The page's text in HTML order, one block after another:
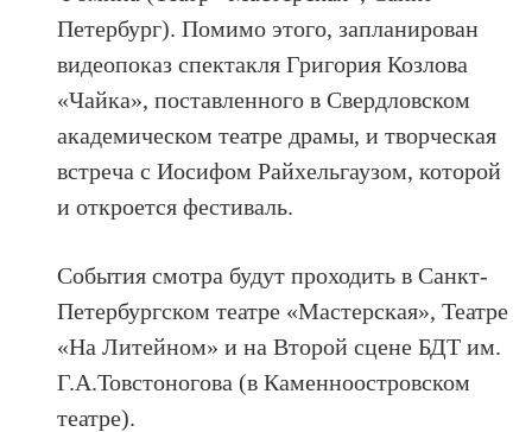
Петербург). Помимо этого, запланирован
видеопоказ спектакля Григория Козлова
«Чайка», поставленного в Свердловском
академическом театре драмы, и творческая
встреча с Иосифом Райхельгаузом, которой
и откроется фестиваль.
События смотра будут проходить в Санкт-
Петербургском театре «Мастерская», Театре
«На Литейном» и на Второй сцене БДТ им.
Г.А.Товстоногова (в Каменноостровском
театре).